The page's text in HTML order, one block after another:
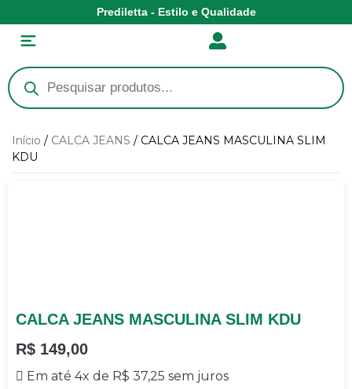
Prediletta - Estilo e Qualidade
Início / CALCA JEANS / CALCA JEANS MASCULINA SLIM
KDU
CALCA JEANS MASCULINA SLIM KDU
R$ 149,00
Em até 4x de R$ 37,25 sem juros